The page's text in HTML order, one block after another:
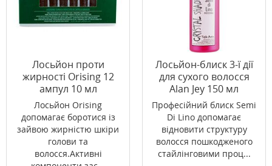
Лосьйон проти
жирності Orising 12
ампул 10 мл
Лосьйон Orising
допомагає боротися із
зайвою жирністю шкіри
голови та
волосся.Активні
Лосьйон-блиск 3-ї дії
для сухого волосся
Alan Jey 150 мл
Професійний блиск Semi
Di Lino допомагає
відновити структуру
волосся пошкодженого
стайлінговими проц...